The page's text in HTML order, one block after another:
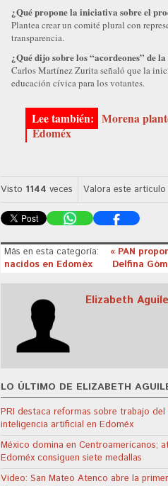
¿Qué propone la iniciativa sobre el
Plantea crear un comité plural con
transparencia.
¿Qué dijo sobre los “acordeones” de
Carlos Martínez Zurita señaló que la
educación cívica para los votantes.
Morena
Edoméx
Visto 1144 veces Valora este artículo
Más en esta categoría:
« PAN
nacidos en Edoméx
Delfina
Elizabeth
LO ÚLTIMO DE ELIZABETH
PRI destaca reformas sobre trabajo del
inteligencia artificial en Edoméx
México domina en Centroamericanos;
Edoméx consiguen siete medallas
Video: San Mateo Atenco abre la